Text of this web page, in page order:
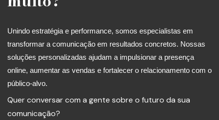
Unindo estratégia e performance, somos especialistas em
transformar a comunicação em resultados concretos. Nossas
soluções personalizadas ajudam a impulsionar a presença
online, aumentar as vendas e fortalecer o relacionamento com o
público-alvo.
Quer conversar com a gente sobre o futuro da sua
comunicação?